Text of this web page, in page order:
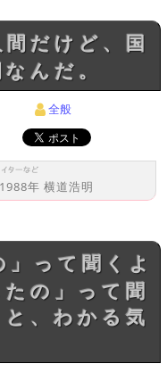
んだ。
全般
年 横道浩明
の」って聞
、わかる気